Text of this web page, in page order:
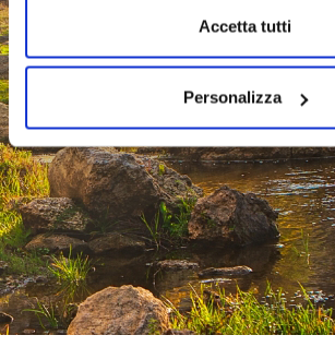
Accetta tutti
Personalizza